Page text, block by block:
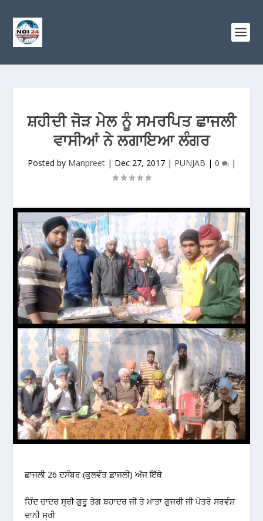
ਸ਼ਹੀਦੀ ਜੋੜ ਮੇਲ ਨੂੰ ਸਮਰਪਿਤ ਛਾਜਲੀ
ਵਾਸੀਆਂ ਨੇ ਲਗਾਇਆ ਲੰਗਰ
Posted by Manpreet| Dec 27, 2017| PUNJAB | 0 |
ਛਾਜਲੀ 26 ਦਸੰਬਰ (ਕੁਲਵੰਤ ਛਾਜਲੀ) ਅੱਜ ਇੱਥੇ
ਹਿੰਦ ਚਾਦਰ ਸ੍ਰੀ ਗੁਰੂ ਤੇਗ ਬਹਾਦਰ ਜੀ ਤੇ ਮਾਤਾ ਗੁਜਰੀ ਜੀ ਪੋਤਰੇ ਸਰਵੰਸ਼
ਦਾਨੀ ਸ੍ਰੀ